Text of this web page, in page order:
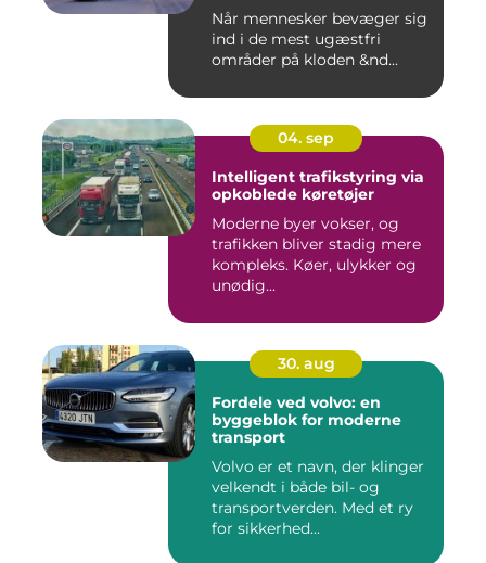
Når mennesker bevæger sig
ind i de mest ugæstfri
områder på kloden &nd...
04. sep
Intelligent trafikstyring via
opkoblede køretøjer
Moderne byer vokser, og
trafikken bliver stadig mere
kompleks. Køer, ulykker og
unødig...
30. aug
Fordele ved volvo: en
byggeblok for moderne
transport
Volvo er et navn, der klinger
velkendt i både bil- og
transportverden. Med et ry
for sikkerhed...